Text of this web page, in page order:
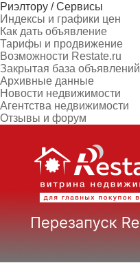
Риэлтору / Сервисы
Индексы и графики цен
Как дать объявление
Тарифы и продвижение
Возможности Restate.ru
Закрытая база объявлений
Архивные данные
Новости недвижимости
Агентства недвижимости
Отзывы и форум